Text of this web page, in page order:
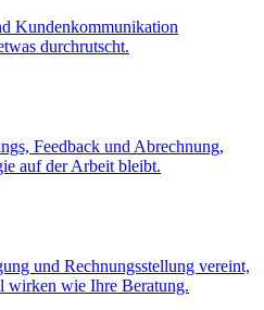
Kundenkommunikation
durchrutscht.
Feedback und Abrechnung,
auf der Arbeit bleibt.
und Rechnungsstellung vereint,
wirken wie Ihre Beratung.